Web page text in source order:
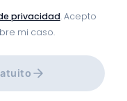
privacidad. Acepto
mi caso.